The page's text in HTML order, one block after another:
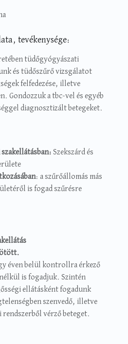
tevékenysége:
tüdőgyógyászati
és tüdőszűrő vizsgálatot
felfedezése, illetve
Gondozzuk a tbc-vel és egyéb
diagnosztizált betegeket.
Szekszárd és
: a szűrőállomás más
is fogad szűrésre
éven belül kontrollra érkező
is fogadjuk. Szintén
ellátásként fogadunk
szenvedő, illetve
vérző beteget.